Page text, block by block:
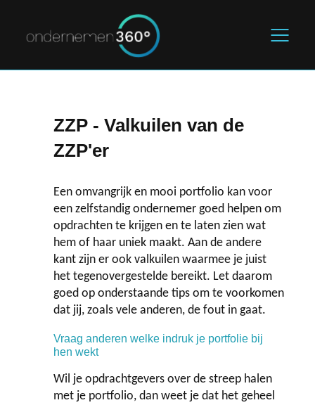
De starter
Legal & Finance
Blogs
Over ons
Contact
ZZP - Valkuilen van de
ZZP'er
Een omvangrijk en mooi portfolio kan voor
een zelfstandig ondernemer goed helpen om
opdrachten te krijgen en te laten zien wat
hem of haar uniek maakt. Aan de andere
kant zijn er ook valkuilen waarmee je juist
het tegenovergestelde bereikt. Let daarom
goed op onderstaande tips om te voorkomen
dat jij, zoals vele anderen, de fout in gaat.
Vraag anderen welke indruk je portfolie bij
hen wekt
Wil je opdrachtgevers over de streep halen
met je portfolio, dan weet je dat het geheel